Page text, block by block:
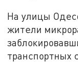
На улицы
жители
транспортных